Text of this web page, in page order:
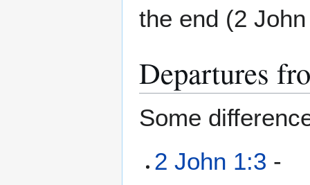
the end (2
Departures
Some
2 John 1:3 -